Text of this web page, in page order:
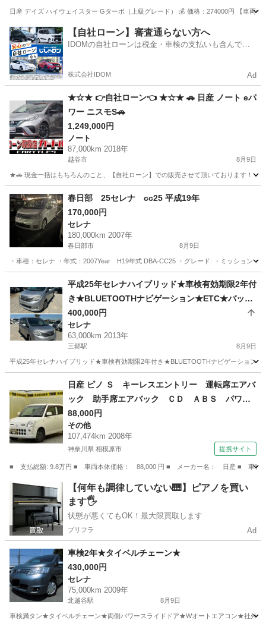
日産 デイズ ハイウェイスター Gターボ（上級グレード） 💰 価格：274000円 【車両
埼玉 桶川市 桶川駅 デイズ エンジン
【自社ローン】審査通らない方へ
IDOMの自社ローンは税金・車検の支払いも含んでい
株式会社IDOM Ad
★☆★ 👉自社ローン👈 ★☆★ 🚗 日産 ノート eパ
ワー ニスモS🚗
1,249,000円
ノート
87,000km 2018年
越谷市 8月9日
★🚗 現金一括はもちろんのこと、【自社ローン】での販売させて頂いております！
埼玉 越谷市 ノート カートルズ
春日部 25セレナ cc25 平成19年
170,000円
セレナ
180,000km 2007年
春日部市 8月9日
・車種：セレナ ・年式：2007Year H19年式 DBA-CC25 ・グレード: ・ミッション
セレナ
平成25年セレナハイブリッド★車検有効期限2年付
き★BLUETOOTHナビゲーション★ETC★バック
カメラ★
400,000円
セレナ
63,000km 2013年
三郷駅 8月9日
平成25年セレナハイブリッド★車検有効期限2年付き★BLUETOOTHナビゲーション
三郷駅 セレナ
日産 ピノ Ｓ キーレスエントリー 運転席エアバ
ック 助手席エアバック ＣＤ ＡＢＳ パワー
ステアリング （検9.9）
88,000円
その他
107,474km 2008年
神奈川県 相模原市 提携サイト
■ 支払総額: 9.8万円 ■ 車両本体価格： 88,000 円 ■ メーカー名： 日産 ■ 車
神奈川 相模原市 その他
【何年も調律していない🎹】ピアノを買い
ます🖐️
状態が悪くてもOK！最大限買取します
プリフラ Ad
車検2年★タイベルチェーン★
430,000円
セレナ
75,000km 2009年
北越谷駅 8月9日
車検満タン★タイベルチェーン★両側パワースライドドア★Wオートエアコン★社外(